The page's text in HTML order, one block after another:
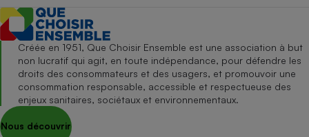
Créée en 1951, Que Choisir Ensemble est une association à but
non lucratif qui agit, en toute indépendance, pour défendre les
droits des consommateurs et des usagers, et promouvoir une
consommation responsable, accessible et respectueuse des
enjeux sanitaires, sociétaux et environnementaux.
Nous découvrir